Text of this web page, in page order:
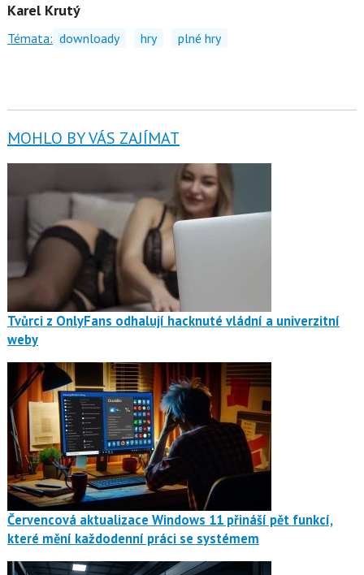
Karel Krutý
Témata: downloady hry plné hry
MOHLO BY VÁS ZAJÍMAT
Tvůrci z OnlyFans odhalují hacknuté vládní a univerzitní
weby
Červencová aktualizace Windows 11 přináší pět funkcí,
které mění každodenní práci se systémem